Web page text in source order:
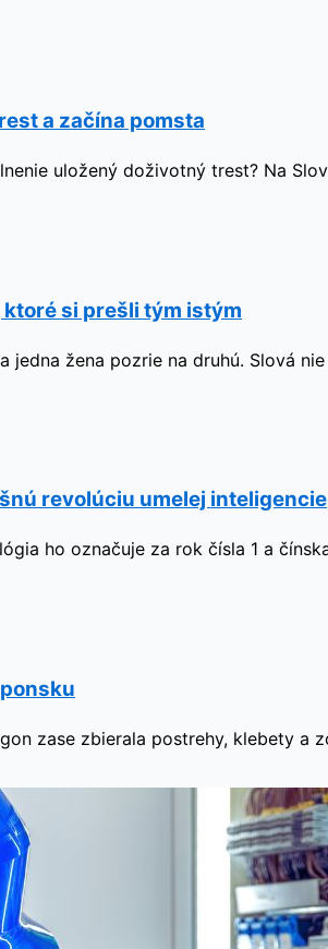
a začína pomsta
uložený doživotný trest? Na
si prešli tým istým
žena pozrie na druhú. Slová
revolúciu umelej inteligencie
ho označuje za rok čísla 1 a
zase zbierala postrehy, klebety a